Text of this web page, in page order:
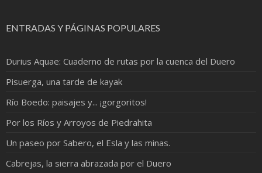
ENTRADAS Y PÁGINAS POPULARES
Durius Aquae: Cuaderno de rutas por la cuenca del Duero
Pisuerga, una tarde de kayak
Río Boedo: paisajes y... ¡gorgoritos!
Por los Ríos y Arroyos de Piedrahita
Un paseo por Sabero, el Esla y las minas.
Cabrejas, la sierra abrazada por el Duero